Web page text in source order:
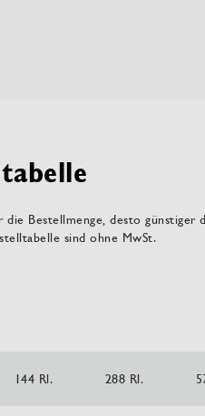
Bestellmenge, desto günstiger
sind ohne MwSt.
144 Rl. 288 Rl.